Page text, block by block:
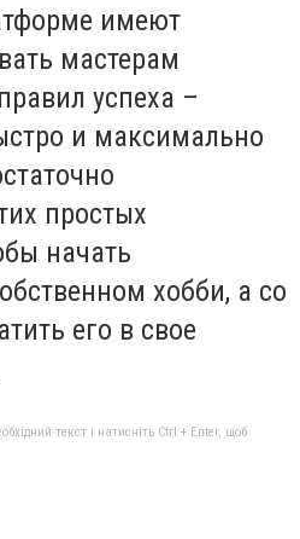
имеют
мастерам
успеха –
и максимально
простых
начать
хобби, а со
его в свое
текст і натисніть Ctrl + Enter, щоб